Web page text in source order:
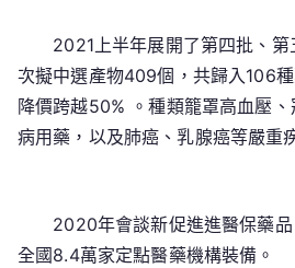
2021上半年展開了第四批、第
次擬中選產物409個，共歸入106
降價跨越50% 。種類籠罩高血壓
病用藥，以及肺癌、乳腺癌等嚴重
2020年會談新促進進醫保藥品
全國8.4萬家定點醫藥機構裝備。